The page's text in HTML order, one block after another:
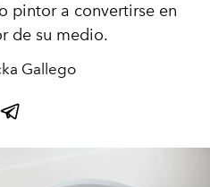
pintor a convertirse en
de su medio.
Gallego